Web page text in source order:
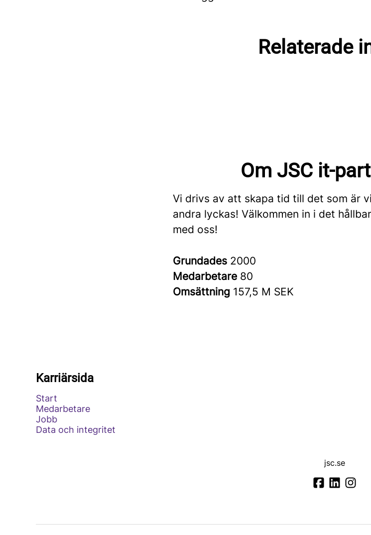
Relaterade
Om JSC it-
Vi drivs av att skapa tid till det som är
andra lyckas! Välkommen in i det
med oss!
Grundades 2000
Medarbetare 80
Omsättning 157,5 M SEK
Karriärsida
Start
Medarbetare
Jobb
Data och integritet
jsc.se